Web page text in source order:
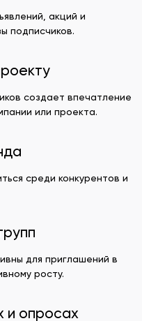
акций и
подписчиков.
создает впечатление
или проекта.
среди конкурентов и
для приглашений в
росту.
и опросах